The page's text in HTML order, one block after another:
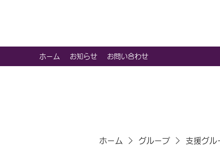
ホーム お知らせ お問い合わせ
ホーム グループ 支援グル